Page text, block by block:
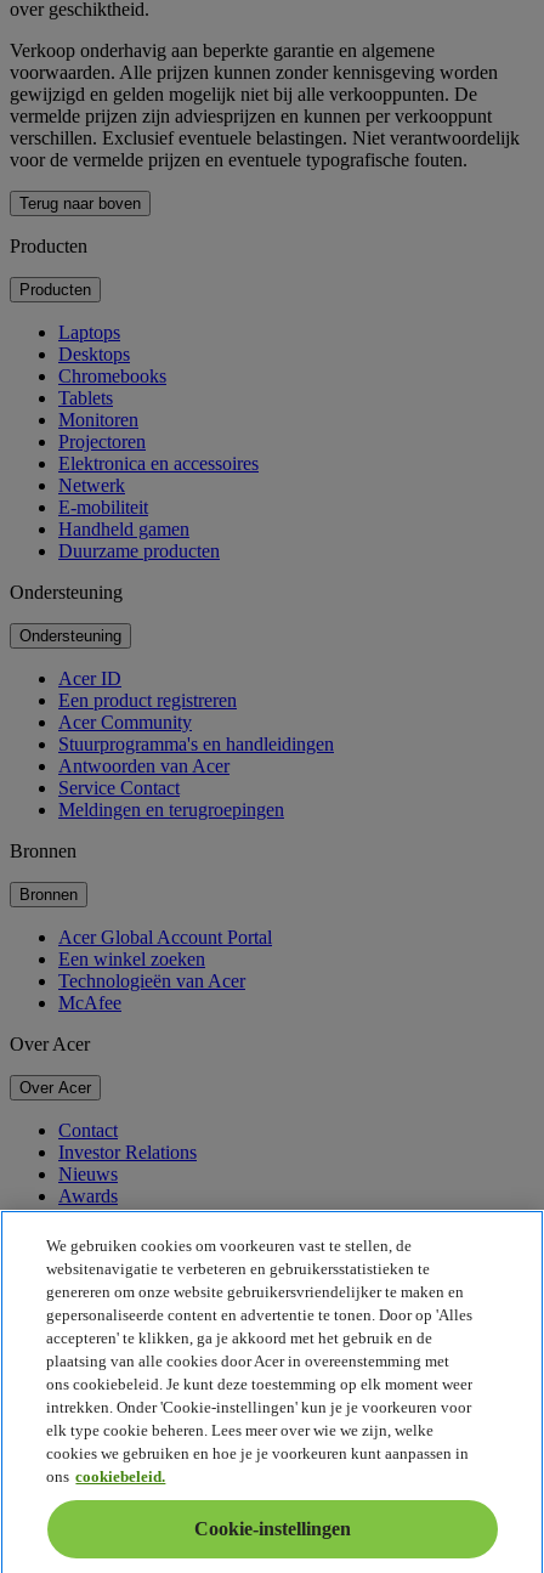
over geschiktheid.
Verkoop onderhavig aan beperkte garantie en algemene
voorwaarden. Alle prijzen kunnen zonder kennisgeving worden
gewijzigd en gelden mogelijk niet bij alle verkooppunten. De
vermelde prijzen zijn adviesprijzen en kunnen per verkooppunt
verschillen. Exclusief eventuele belastingen. Niet verantwoordelijk
voor de vermelde prijzen en eventuele typografische fouten.
Terug naar boven
Producten
Producten
Laptops
Desktops
Chromebooks
Tablets
Monitoren
Projectoren
Elektronica en accessoires
Netwerk
E-mobiliteit
Handheld gamen
Duurzame producten
Ondersteuning
Ondersteuning
Acer ID
Een product registreren
Acer Community
Stuurprogramma's en handleidingen
Antwoorden van Acer
Service Contact
Meldingen en terugroepingen
Bronnen
Bronnen
Acer Global Account Portal
Een winkel zoeken
Technologieën van Acer
McAfee
Over Acer
Over Acer
Contact
Investor Relations
Nieuws
Awards
Evenementen
Duurzaamheid
Duurzaamheid
Maatschappelijk verantwoord ondernemen
De CO2-voetafdruk van het product
Project Humanity
Earthion
Privacybeleid
Cookiebeleid
Juridische informatie
Aanvullende juridische informatie
Toegankelijkheidsbeleid
Cookie-instellingen
We gebruiken cookies om voorkeuren vast te stellen, de
websitenavigatie te verbeteren en gebruikersstatistieken te
genereren om onze website gebruikersvriendelijker te maken en
gepersonaliseerde content en advertentie te tonen. Door op 'Alles
accepteren' te klikken, ga je akkoord met het gebruik en de
plaatsing van alle cookies door Acer in overeenstemming met
ons cookiebeleid. Je kunt deze toestemming op elk moment weer
intrekken. Onder 'Cookie-instellingen' kun je je voorkeuren voor
elk type cookie beheren. Lees meer over wie we zijn, welke
cookies we gebruiken en hoe je je voorkeuren kunt aanpassen in
ons cookiebeleid.
Cookie-instellingen